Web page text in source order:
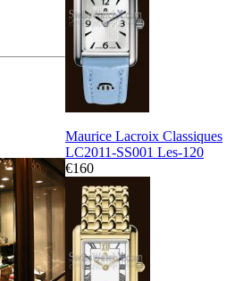
Maurice Lacroix Classiques
LC2011-SS001 Les-120
€160